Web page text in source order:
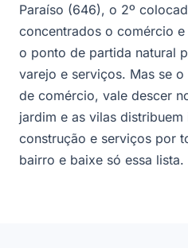
Paraíso (646), o 2º
concentrados o comércio
o ponto de partida natural
varejo e serviços. Mas se
de comércio, vale descer
jardim e as vilas distribuem
construção e serviços por
bairro e baixe só essa lista.